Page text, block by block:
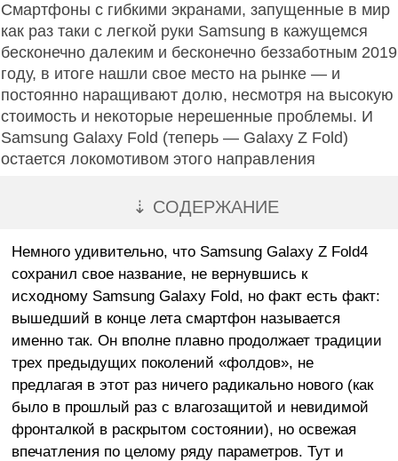
Смартфоны с гибкими экранами, запущенные в мир
как раз таки с легкой руки Samsung в кажущемся
бесконечно далеким и бесконечно беззаботным 2019
году, в итоге нашли свое место на рынке — и
постоянно наращивают долю, несмотря на высокую
стоимость и некоторые нерешенные проблемы. И
Samsung Galaxy Fold (теперь — Galaxy Z Fold)
остается локомотивом этого направления
⇣ СОДЕРЖАНИЕ
Немного удивительно, что Samsung Galaxy Z Fold4
сохранил свое название, не вернувшись к
исходному Samsung Galaxy Fold, но факт есть факт:
вышедший в конце лета смартфон называется
именно так. Он вполне плавно продолжает традиции
трех предыдущих поколений «фолдов», не
предлагая в этот раз ничего радикально нового (как
было в прошлый раз с влагозащитой и невидимой
фронталкой в раскрытом состоянии), но освежая
впечатления по целому ряду параметров. Тут и